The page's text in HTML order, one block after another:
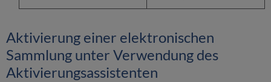
Aktivierung einer elektronischen
Sammlung unter Verwendung des
Aktivierungsassistenten